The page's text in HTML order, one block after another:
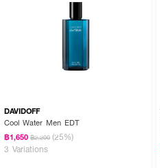
DAVIDOFF
Cool Water Men EDT
฿1,650 ฿2,200 (25%)
3 Variations